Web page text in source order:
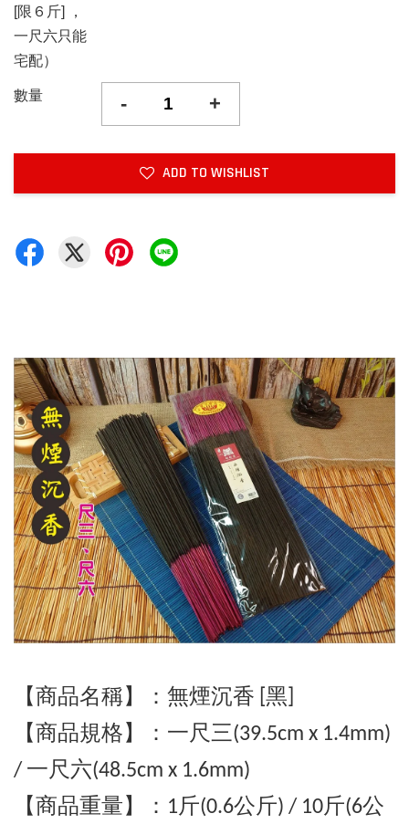
[限６斤] ，
一尺六只能
宅配）
數量 - +
ADD TO WISHLIST
【商品名稱】：無煙沉香 [黑]
【商品規格】： 一尺三(39.5cm x 1.4mm)
/ 一尺六(48.5cm x 1.6mm)
【商品重量】：1斤(0.6公斤) / 10斤(6公